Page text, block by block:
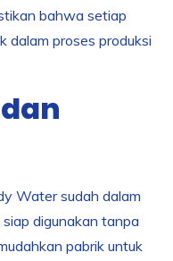
bahwa setiap
dalam proses produksi
Water sudah dalam
digunakan tanpa
pabrik untuk